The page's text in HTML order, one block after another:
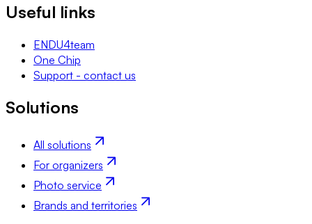
Useful links
ENDU4team
One Chip
Support - contact us
Solutions
All solutions
For organizers
Photo service
Brands and territories